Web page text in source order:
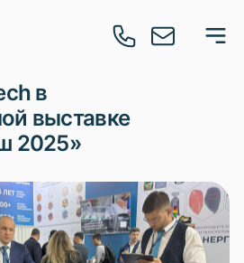
в
выставке
2025»